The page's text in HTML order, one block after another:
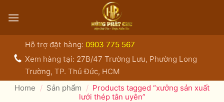
qua
Hỗ trợ đặt hàng: 0903 775 567
Xem hàng tại: 27B/47 Trường Lưu, Phường Long
Trường, TP. Thủ Đức, HCM
Home / Sản phẩm / Products tagged “xưởng sản xuất
lưới thép tân uyên”